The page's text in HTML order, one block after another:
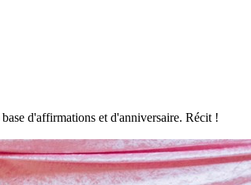
d'affirmations et d'anniversaire. Récit !